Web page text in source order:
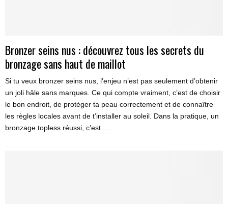
Bronzer seins nus : découvrez tous les secrets du
bronzage sans haut de maillot
Si tu veux bronzer seins nus, l’enjeu n’est pas seulement d’obtenir
un joli hâle sans marques. Ce qui compte vraiment, c’est de choisir
le bon endroit, de protéger ta peau correctement et de connaître
les règles locales avant de t’installer au soleil. Dans la pratique, un
bronzage topless réussi, c’est......